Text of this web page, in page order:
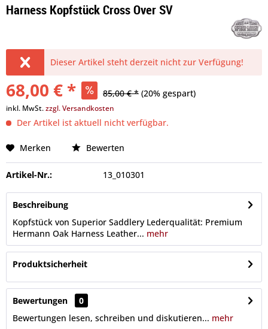
Harness Kopfstück Cross Over SV
Dieser Artikel steht derzeit nicht zur Verfügung!
68,00 € * 85,00 € * (20% gespart)
inkl. MwSt.zzgl. Versandkosten
Der Artikel ist aktuell nicht verfügbar.
Merken Bewerten
Artikel-Nr.: 13_010301
Beschreibung
Kopfstück von Superior Saddlery Lederqualität: Premium
Hermann Oak Harness Leather... mehr
Produktsicherheit
Bewertungen
0
Bewertungen lesen, schreiben und diskutieren... mehr